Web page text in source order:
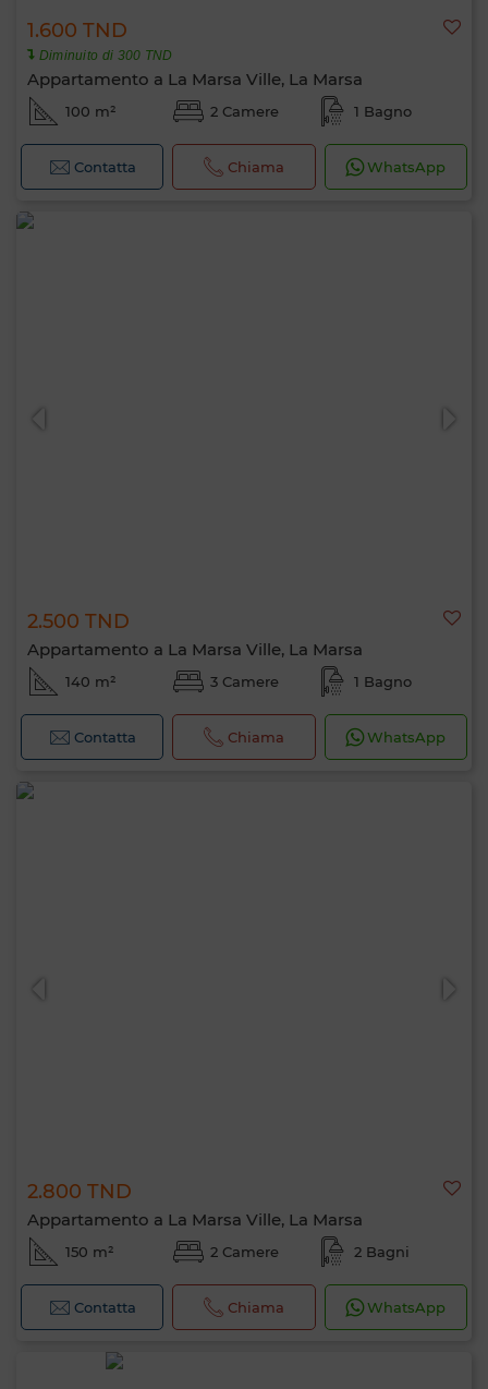
1.600 TND
Diminuito di 300 TND
Appartamento a La Marsa Ville, La Marsa
100 m² 2 Camere 1 Bagno
Contatta Chiama WhatsApp
2.500 TND
Appartamento a La Marsa Ville, La Marsa
140 m² 3 Camere 1 Bagno
Contatta Chiama WhatsApp
2.800 TND
Appartamento a La Marsa Ville, La Marsa
150 m² 2 Camere 2 Bagni
Contatta Chiama WhatsApp